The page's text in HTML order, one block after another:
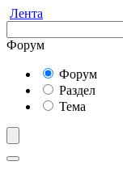
Лента
Форум
Форум
Раздел
Тема